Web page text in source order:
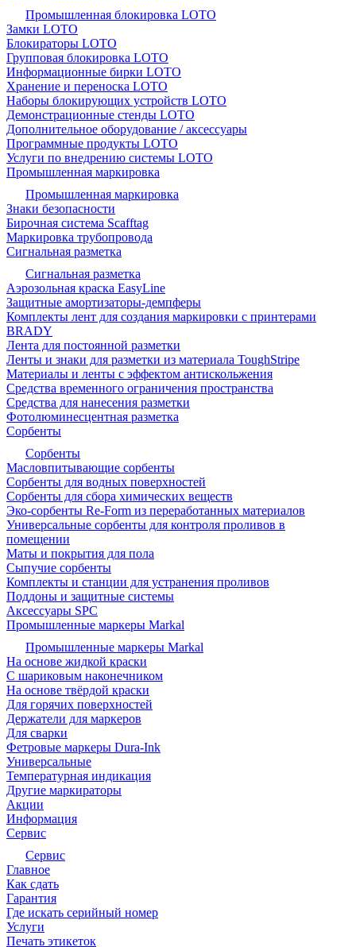
Промышленная блокировка LOTO
Замки LOTO
Блокираторы LOTO
Групповая блокировка LOTO
Информационные бирки LOTO
Хранение и переноска LOTO
Наборы блокирующих устройств LOTO
Демонстрационные стенды LOTO
Дополнительное оборудование / аксессуары
Программные продукты LOTO
Услуги по внедрению системы LOTO
Промышленная маркировка
Промышленная маркировка
Знаки безопасности
Бирочная система Scafftag
Маркировка трубопровода
Сигнальная разметка
Сигнальная разметка
Аэрозольная краска EasyLine
Защитные амортизаторы-демпферы
Комплекты лент для создания маркировки с принтерами
BRADY
Лента для постоянной разметки
Ленты и знаки для разметки из материала ToughStripe
Материалы и ленты с эффектом антискольжения
Средства временного ограничения пространства
Средства для нанесения разметки
Фотолюминесцентная разметка
Сорбенты
Сорбенты
Масловпитывающие сорбенты
Сорбенты для водных поверхностей
Сорбенты для сбора химических веществ
Эко-сорбенты Re-Form из переработанных материалов
Универсальные сорбенты для контроля проливов в
помещении
Маты и покрытия для пола
Сыпучие сорбенты
Комплекты и станции для устранения проливов
Поддоны и защитные системы
Аксессуары SPC
Промышленные маркеры Markal
Промышленные маркеры Markal
На основе жидкой краски
С шариковым наконечником
На основе твёрдой краски
Для горячих поверхностей
Держатели для маркеров
Для сварки
Фетровые маркеры Dura-Ink
Универсальные
Температурная индикация
Другие маркираторы
Акции
Информация
Сервис
Сервис
Главное
Как сдать
Гарантия
Где искать серийный номер
Услуги
Печать этикеток